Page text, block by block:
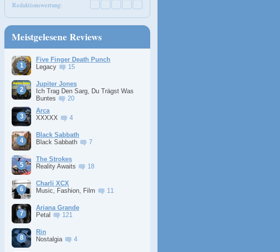
Redaktionswertung:
Meistgelesene Reviews
Five Finger Death Punch
Legacy
15
Jupiter Jones
Ich Trag Den Sarg, Du Trägst Was
Buntes
20
Arca
XXXXX
4
Black Sabbath
Black Sabbath
7
The Strokes
Reality Awaits
18
Charli XCX
Music, Fashion, Film
11
Ariana Grande
Petal
121
Rin
Nostalgia
4